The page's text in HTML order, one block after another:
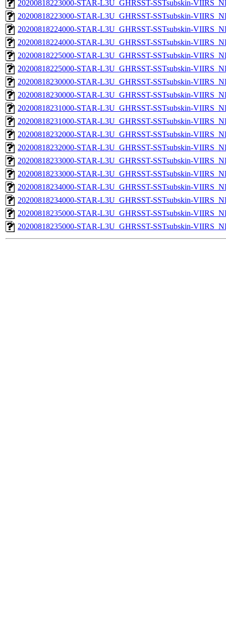
20200818223000-STAR-L3U_GHRSST-SSTsubskin-
20200818223000-STAR-L3U_GHRSST-SSTsubskin-
20200818224000-STAR-L3U_GHRSST-SSTsubskin-
20200818224000-STAR-L3U_GHRSST-SSTsubskin-
20200818225000-STAR-L3U_GHRSST-SSTsubskin-
20200818225000-STAR-L3U_GHRSST-SSTsubskin-
20200818230000-STAR-L3U_GHRSST-SSTsubskin-
20200818230000-STAR-L3U_GHRSST-SSTsubskin-
20200818231000-STAR-L3U_GHRSST-SSTsubskin-
20200818231000-STAR-L3U_GHRSST-SSTsubskin-
20200818232000-STAR-L3U_GHRSST-SSTsubskin-
20200818232000-STAR-L3U_GHRSST-SSTsubskin-
20200818233000-STAR-L3U_GHRSST-SSTsubskin-
20200818233000-STAR-L3U_GHRSST-SSTsubskin-
20200818234000-STAR-L3U_GHRSST-SSTsubskin-
20200818234000-STAR-L3U_GHRSST-SSTsubskin-
20200818235000-STAR-L3U_GHRSST-SSTsubskin-
20200818235000-STAR-L3U_GHRSST-SSTsubskin-